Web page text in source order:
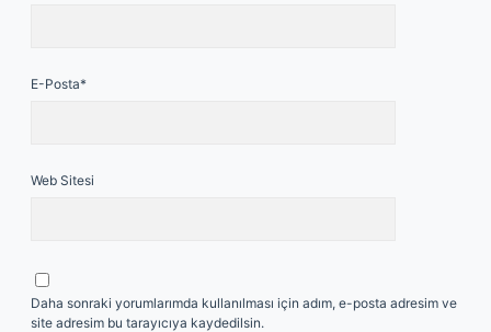
E-Posta*
Web Sitesi
Daha sonraki yorumlarımda kullanılması için adım, e-posta adresim ve
site adresim bu tarayıcıya kaydedilsin.